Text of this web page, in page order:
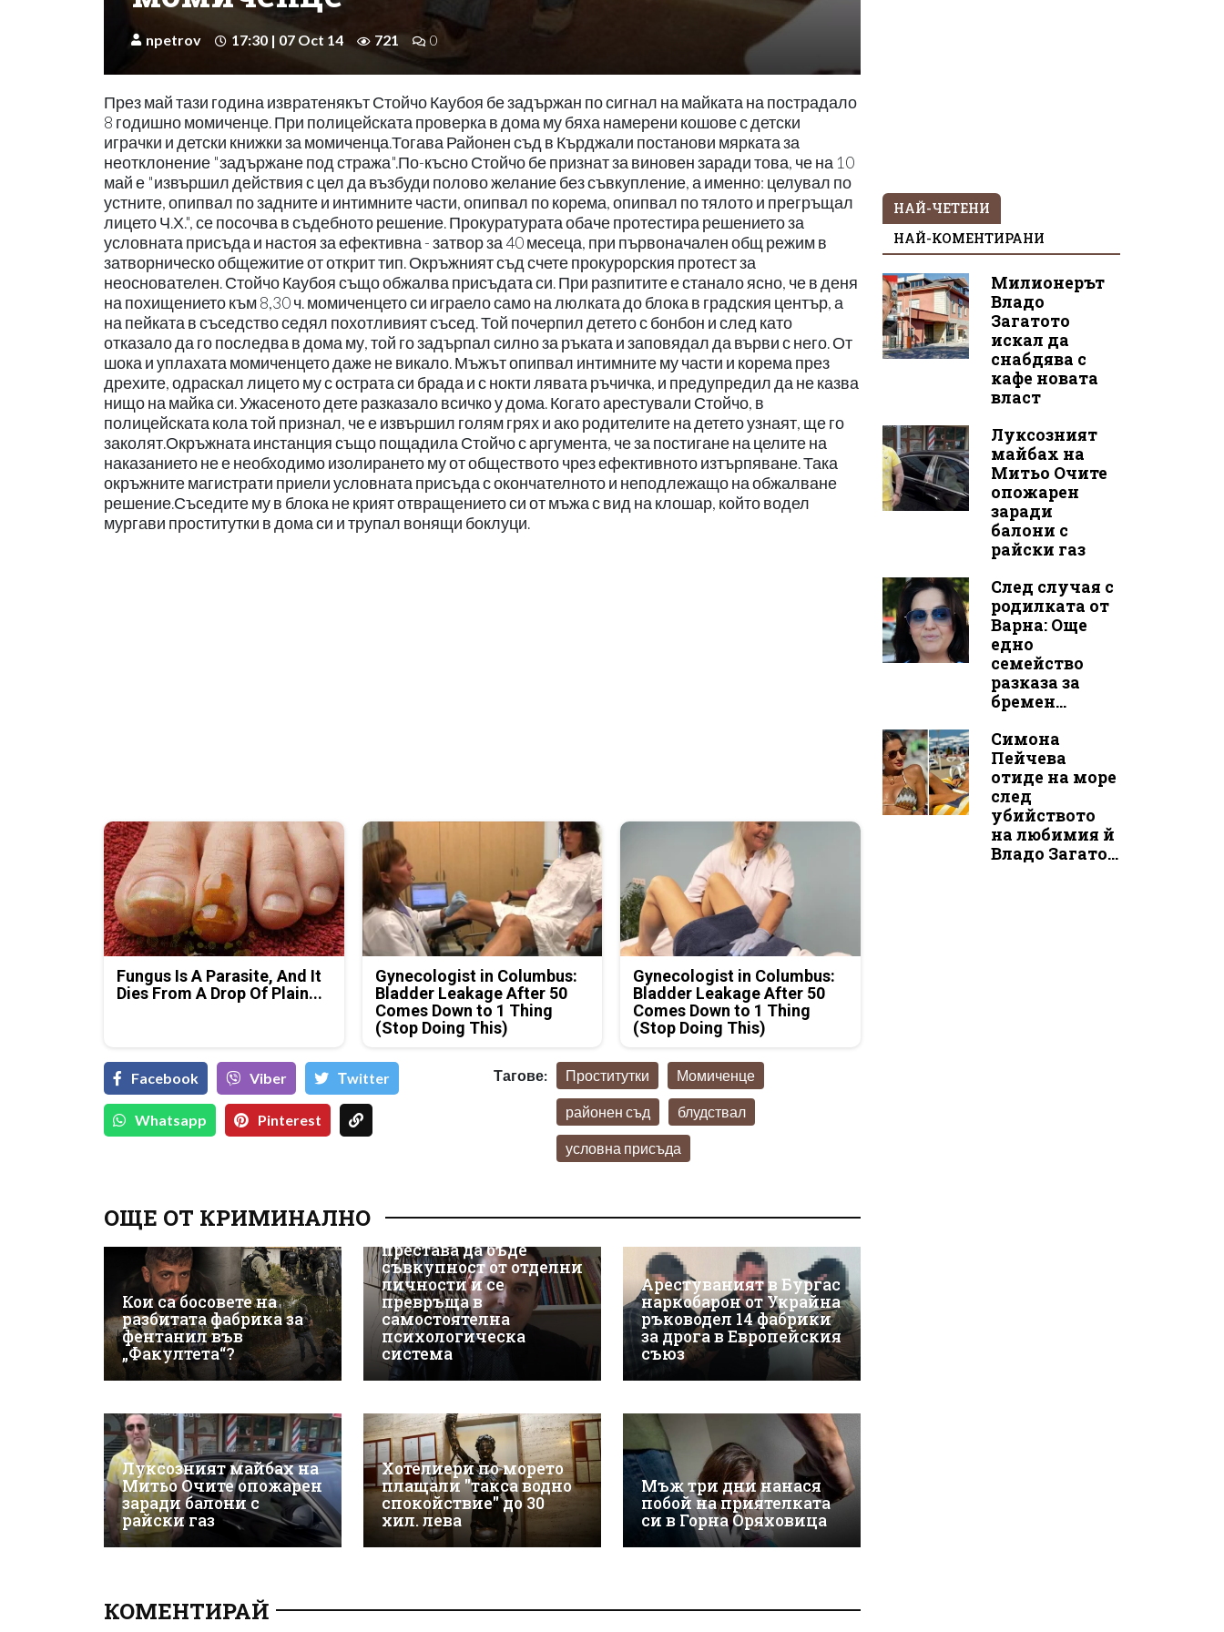
npetrov 17:30 | 07 Oct 14 721 0
През май тази година извратенякът Стойчо Каубоя бе задържан по сигнал на майката на пострадало
8 годишно момиченце. При полицейската проверка в дома му бяха намерени кошове с детски
играчки и детски книжки за момиченца.Тогава Районен съд в Кърджали постанови мярката за
неотклонение "задържане под стража".По-късно Стойчо бе признат за виновен заради това, че на 10
май е "извършил действия с цел да възбуди полово желание без съвкупление, а именно: целувал по
устните, опипвал по задните и интимните части, опипвал по корема, опипвал по тялото и прегръщал
лицето Ч.Х.", се посочва в съдебното решение. Прокуратурата обаче протестира решението за
условната присъда и настоя за ефективна - затвор за 40 месеца, при първоначален общ режим в
затворническо общежитие от открит тип. Окръжният съд счете прокурорския протест за
неоснователен. Стойчо Каубоя също обжалва присъдата си. При разпитите е станало ясно, че в деня
на похищението към 8,30 ч. момиченцето си играело само на люлката до блока в градския център, а
на пейката в съседство седял похотливият съсед. Той почерпил детето с бонбон и след като
отказало да го последва в дома му, той го задърпал силно за ръката и заповядал да върви с него. От
шока и уплахата момиченцето даже не викало. Мъжът опипвал интимните му части и корема през
дрехите, одраскал лицето му с острата си брада и с нокти лявата ръчичка, и предупредил да не казва
нищо на майка си. Ужасеното дете разказало всичко у дома. Когато арестували Стойчо, в
полицейската кола той признал, че е извършил голям грях и ако родителите на детето узнаят, ще го
заколят.Окръжната инстанция също пощадила Стойчо с аргумента, че за постигане на целите на
наказанието не е необходимо изолирането му от обществото чрез ефективното изтърпяване. Така
окръжните магистрати приели условната присъда с окончателното и неподлежащо на обжалване
решение.Съседите му в блока не крият отвращението си от мъжа с вид на клошар, който водел
мургави проститутки в дома си и трупал вонящи боклуци.
Fungus Is A Parasite, And It
Dies From A Drop Of Plain...
Gynecologist in Columbus:
Bladder Leakage After 50
Comes Down to 1 Thing
(Stop Doing This)
Gynecologist in Columbus:
Bladder Leakage After 50
Comes Down to 1 Thing
(Stop Doing This)
Facebook Viber Тwitter
Whatsapp Pinterest
Тагове: Проститутки Момиченце
районен съд блудствал
условна присъда
ОЩЕ ОТ КРИМИНАЛНО
Кои са босовете на
разбитата фабрика за
фентанил във
„Факултета“?
за жестокото убийство
престава да бъде
съвкупност от отделни
личности и се
превръща в
самостоятелна
психологическа
система
Арестуваният в Бургас
наркобарон от Украйна
ръководел 14 фабрики
за дрога в Европейския
съюз
Луксозният майбах на
Митьо Очите опожарен
заради балони с
райски газ
Хотелиери по морето
плащали "такса водно
спокойствие" до 30
хил. лева
Мъж три дни нанася
побой на приятелката
си в Горна Оряховица
КОМЕНТИРАЙ
НАЙ-ЧЕТЕНИ
НАЙ-КОМЕНТИРАНИ
Милионерът
Владо
Загатото
искал да
снабдява с
кафе новата
власт
Луксозният
майбах на
Митьо Очите
опожарен
заради
балони с
райски газ
След случая с
родилката от
Варна: Още
едно
семейство
разказа за
бремен...
Симона
Пейчева
отиде на море
след
убийството
на любимия й
Владо Загато...